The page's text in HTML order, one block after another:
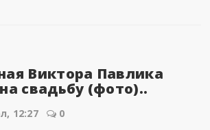
Виктора Павлика
свадьбу (фото)..
12:27 0